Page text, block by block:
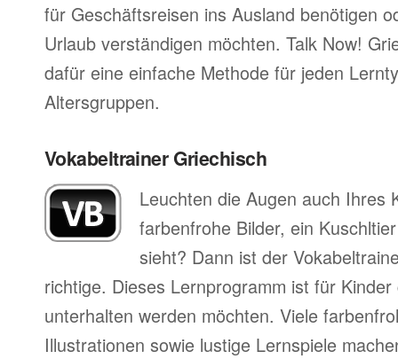
für Geschäftsreisen ins Ausland benötigen
Urlaub verständigen möchten. Talk Now!
dafür eine einfache Methode für jeden
Altersgruppen.
Vokabeltrainer Griechisch
Leuchten die Augen auch Ihres
farbenfrohe Bilder, ein
sieht? Dann ist der
richtige. Dieses Lernprogramm ist für
unterhalten werden möchten. Viele
Illustrationen sowie lustige Lernspiele